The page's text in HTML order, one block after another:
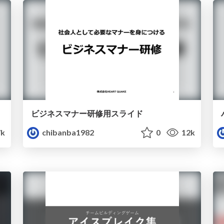
ビジネスマナー研修用スライド
chibanba1982
0 12k